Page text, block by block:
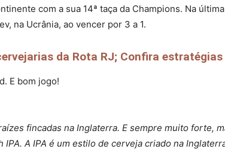
com a sua 14ª taça da Champions. Na
na Ucrânia, ao vencer por 3 a 1.
da Rota RJ; Confira
E bom jogo!
fincadas na Inglaterra. E sempre muito forte,
A IPA é um estilo de cerveja criado na